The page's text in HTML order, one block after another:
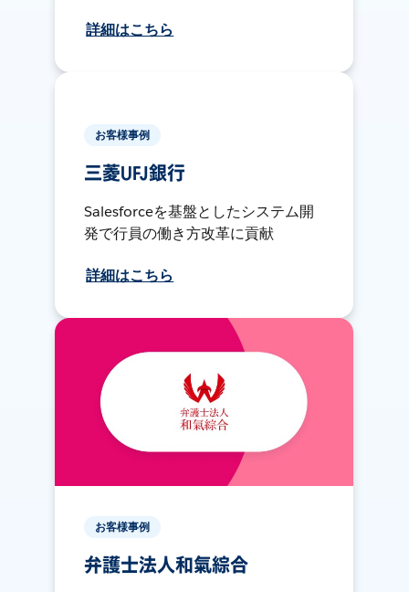
詳細はこちら
お客様事例
三菱UFJ銀行
Salesforceを基盤としたシステム開
発で行員の働き方改革に貢献
詳細はこちら
お客様事例
弁護士法人和氣綜合